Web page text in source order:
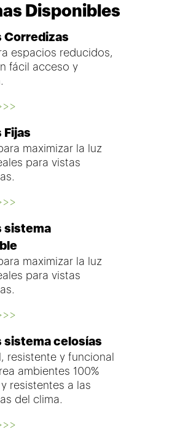
Disponibles
Corredizas
espacios reducidos,
fácil acceso y
Fijas
maximizar la luz
para vistas
sistema
maximizar la luz
para vistas
sistema celosías
resistente y funcional
ambientes 100%
resistentes a las
del clima.